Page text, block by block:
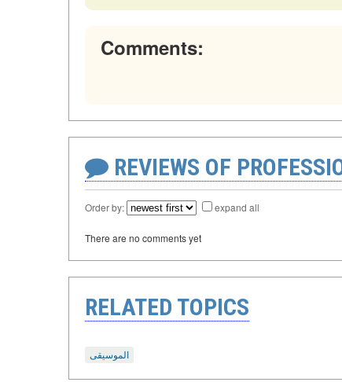
Comments:
REVIEWS OF
Order by: expand all
There are no comments yet
RELATED TOPICS
الموسيقى